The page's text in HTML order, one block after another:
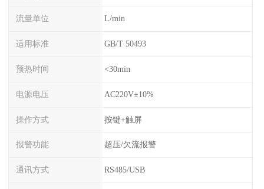
流量单位 L/min
适用标准 GB/T 50493
预热时间 <30min
电源电压 AC220V±10%
操作方式 按键+触屏
报警功能 超压/欠流报警
通讯方式 RS485/USB